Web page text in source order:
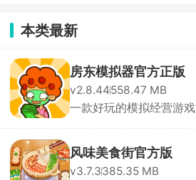
本类最新
房东模拟器官方正版
v2.8.44558.47 MB
一款好玩的模拟经营游戏
风味美食街官方版
v3.7.3385.35 MB